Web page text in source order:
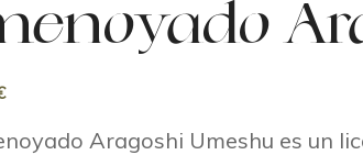
Aragoshi Umeshu es un